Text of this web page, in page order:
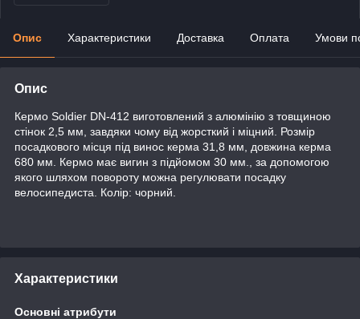
Опис Характеристики Доставка Оплата Умови
Опис
Кермо Soldier DN-412 виготовлений з алюмінію з товщиною
стінок 2,5 мм, завдяки чому від жорсткий і міцний. Розмір
посадкового місця під винос керма 31,8 мм, довжина керма
680 мм. Кермо має вигин з підйомом 30 мм., за допомогою
якого шляхом повороту можна регулювати посадку
велосипедиста. Колір: чорний.
Характеристики
Основні атрибути